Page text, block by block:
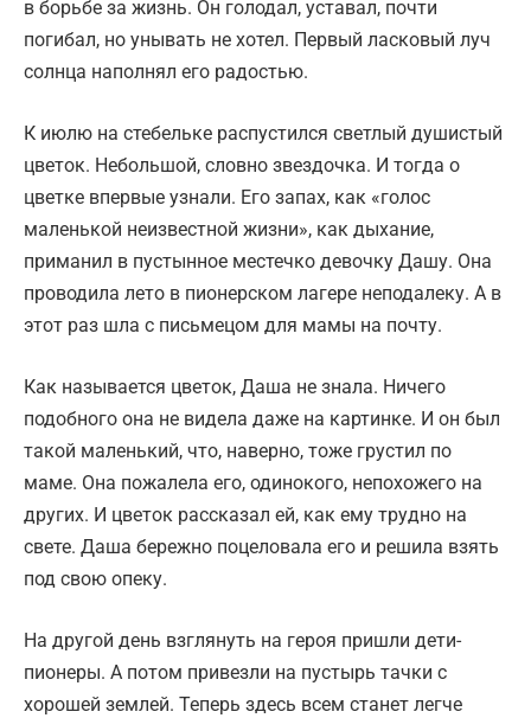
в борьбе за жизнь. Он голодал, уставал, почти
погибал, но унывать не хотел. Первый ласковый луч
солнца наполнял его радостью.
К июлю на стебельке распустился светлый душистый
цветок. Небольшой, словно звездочка. И тогда о
цветке впервые узнали. Его запах, как «голос
маленькой неизвестной жизни», как дыхание,
приманил в пустынное местечко девочку Дашу. Она
проводила лето в пионерском лагере неподалеку. А в
этот раз шла с письмецом для мамы на почту.
Как называется цветок, Даша не знала. Ничего
подобного она не видела даже на картинке. И он был
такой маленький, что, наверно, тоже грустил по
маме. Она пожалела его, одинокого, непохожего на
других. И цветок рассказал ей, как ему трудно на
свете. Даша бережно поцеловала его и решила взять
под свою опеку.
На другой день взглянуть на героя пришли дети-
пионеры. А потом привезли на пустырь тачки с
хорошей землей. Теперь здесь всем станет легче